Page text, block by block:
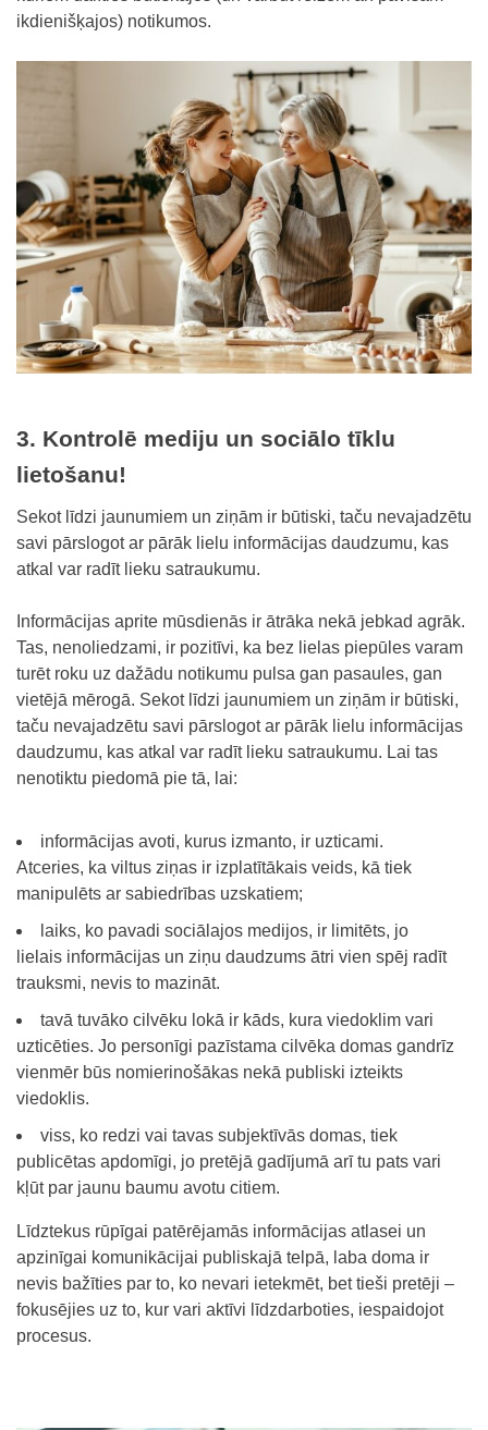
ikdienišķajos) notikumos.
3. Kontrolē mediju un sociālo tīklu
lietošanu!
Sekot līdzi jaunumiem un ziņām ir būtiski, taču nevajadzētu
savi pārslogot ar pārāk lielu informācijas daudzumu, kas
atkal var radīt lieku satraukumu.
Informācijas aprite mūsdienās ir ātrāka nekā jebkad agrāk.
Tas, nenoliedzami, ir pozitīvi, ka bez lielas piepūles varam
turēt roku uz dažādu notikumu pulsa gan pasaules, gan
vietējā mērogā. Sekot līdzi jaunumiem un ziņām ir būtiski,
taču nevajadzētu savi pārslogot ar pārāk lielu informācijas
daudzumu, kas atkal var radīt lieku satraukumu. Lai tas
nenotiktu piedomā pie tā, lai:
informācijas avoti, kurus izmanto, ir uzticami.
Atceries, ka viltus ziņas ir izplatītākais veids, kā tiek
manipulēts ar sabiedrības uzskatiem;
laiks, ko pavadi sociālajos medijos, ir limitēts, jo
lielais informācijas un ziņu daudzums ātri vien spēj radīt
trauksmi, nevis to mazināt.
tavā tuvāko cilvēku lokā ir kāds, kura viedoklim vari
uzticēties. Jo personīgi pazīstama cilvēka domas gandrīz
vienmēr būs nomierinošākas nekā publiski izteikts
viedoklis.
viss, ko redzi vai tavas subjektīvās domas, tiek
publicētas apdomīgi, jo pretējā gadījumā arī tu pats vari
kļūt par jaunu baumu avotu citiem.
Līdztekus rūpīgai patērējamās informācijas atlasei un
apzinīgai komunikācijai publiskajā telpā, laba doma ir
nevis bažīties par to, ko nevari ietekmēt, bet tieši pretēji –
fokusējies uz to, kur vari aktīvi līdzdarboties, iespaidojot
procesus.